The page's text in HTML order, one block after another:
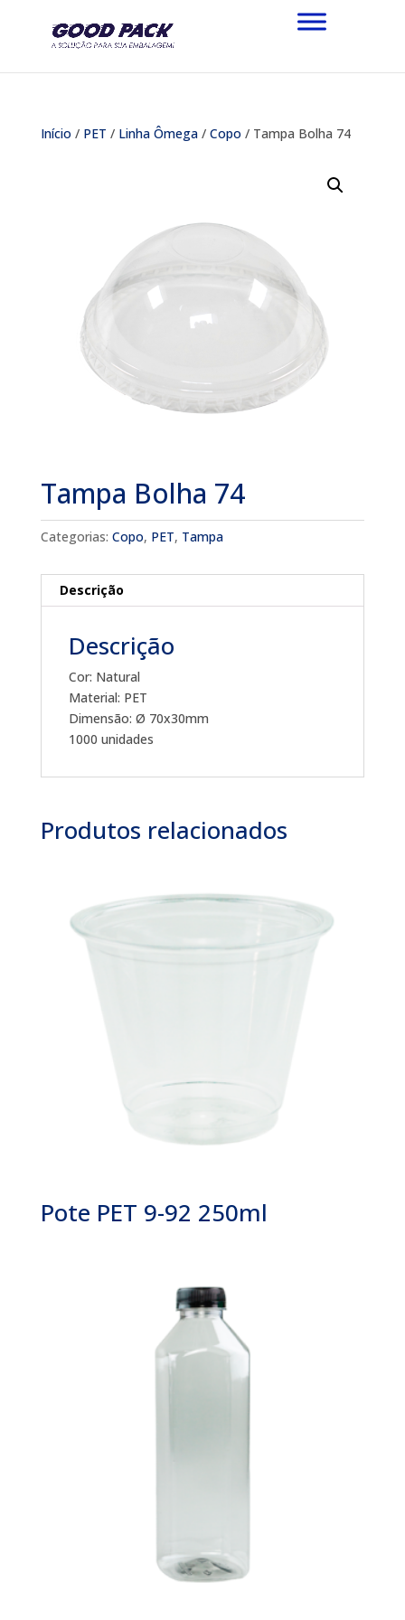
Início / PET / Linha Ômega/ Copo / Tampa Bolha 74
Tampa Bolha 74
Categorias: Copo, PET, Tampa
Descrição
Descrição
Cor: Natural
Material: PET
Dimensão: Ø 70x30mm
1000 unidades
Produtos relacionados
Pote PET 9-92 250ml